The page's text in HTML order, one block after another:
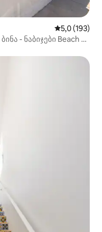
საშუალო
5,0 (193)
- ნაბიჯები Beach &